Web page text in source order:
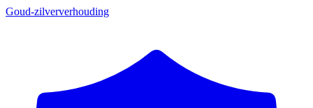
Goud-zilververhouding